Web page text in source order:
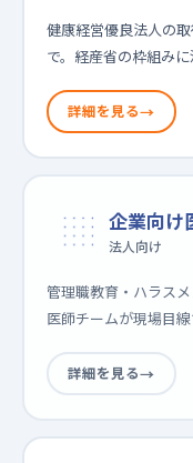
健康経営優良法人の
で。経産省の枠組みに
詳細を見る
企業向け
法人向け
管理職教育・ハラス
医師チームが現場目線
詳細を見る